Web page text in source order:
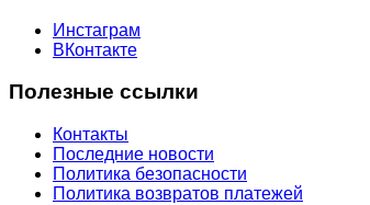
Инстаграм
ВКонтакте
Полезные ссылки
Контакты
Последние новости
Политика безопасности
Политика возвратов платежей